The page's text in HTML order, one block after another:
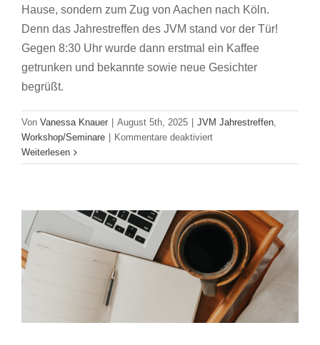
Hause, sondern zum Zug von Aachen nach Köln.
Denn das Jahrestreffen des JVM stand vor der Tür!
Gegen 8:30 Uhr wurde dann erstmal ein Kaffee
getrunken und bekannte sowie neue Gesichter
begrüßt.
Von Vanessa Knauer August 5th, 2025 JVM Jahrestreffen,
Workshop/Seminare
Kommentare deaktiviertfür
und
Jahrestreffen
Weiterlesen
Empfehlung Online-Seminarreihe für
Volontär:innen und Einsteiger:innen vom